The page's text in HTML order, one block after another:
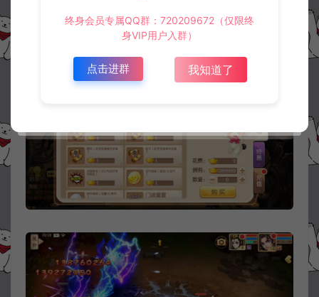
终身会员专属QQ群：720209672（仅限终
身VIP用户入群）
点击进群 我知道了